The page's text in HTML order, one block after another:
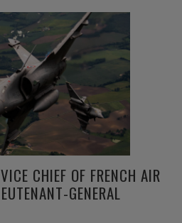
CHIEF OF FRENCH AIR
GENERAL